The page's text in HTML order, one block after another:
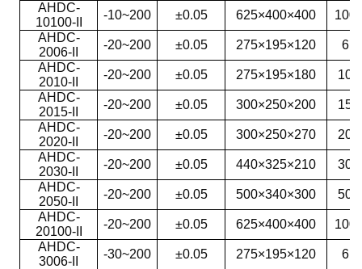
AHDC-
10100-II
-10~200 ±0.05 625×400×400
100
AHDC-
2006-II
-20~200 ±0.05 275×195×120
6
AHDC-
2010-II
-20~200 ±0.05 275×195×180
10
AHDC-
2015-II
-20~200 ±0.05 300×250×200
15
AHDC-
2020-II
-20~200 ±0.05 300×250×270
20
AHDC-
2030-II
-20~200 ±0.05 440×325×210
30
AHDC-
2050-II
-20~200 ±0.05 500×340×300
50
AHDC-
20100-II
-20~200 ±0.05 625×400×400
100
AHDC-
3006-II
-30~200 ±0.05 275×195×120
6